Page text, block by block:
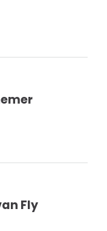
Fly